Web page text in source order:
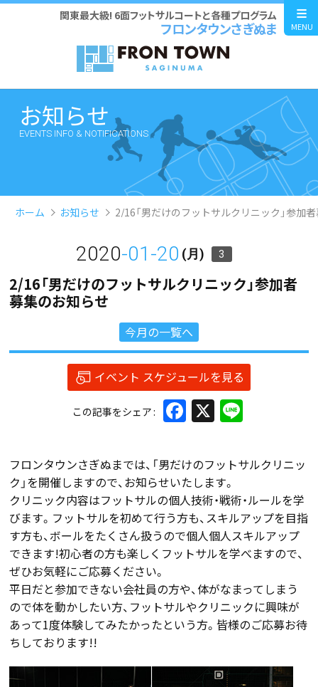
関東最大級! 6面フットサルコートと各種プログラム
フロンタウンさぎぬま MENU
お知らせ
EVENTS INFO & NOTIFICATIONS
ホーム お知らせ 2/16「男だけのフットサルクリニック」参加
2020-01-20 (月) 3
2/16「男だけのフットサルクリニック」参加者
募集のお知らせ
今月の一覧へ
イベント スケジュールを見る
この記事をシェア Facebook
X
フロンタウンさぎぬまでは、「男だけのフットサルクリニッ
ク」を開催しますので、お知らせいたします。
クリニック内容はフットサルの個人技術・戦術・ルールを学
びます。フットサルを初めて行う方も、スキルアップを目指
す方も、ボールをたくさん扱うので個人個人スキルアップ
できます!初心者の方も楽しくフットサルを学べますので、
ぜひお気軽にご応募ください。
平日だと参加できない会社員の方や、体がなまってしまう
ので体を動かしたい方、フットサルやクリニックに興味が
あって1度体験してみたかったという方。皆様のご応募お待
ちしております!!